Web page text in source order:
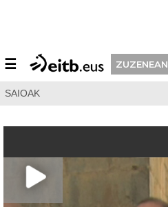
☰ ZUZENEAN
SAIOAK